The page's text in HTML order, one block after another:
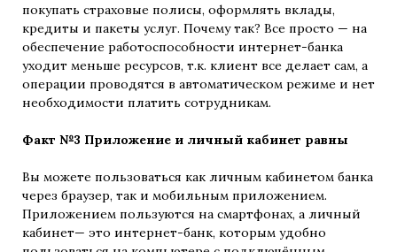
покупать страховые полисы, оформлять вклады,
кредиты и пакеты услуг. Почему так? Все просто — на
обеспечение работоспособности интернет-банка
уходит меньше ресурсов, т.к. клиент все делает сам, а
операции проводятся в автоматическом режиме и нет
необходимости платить сотрудникам.
Факт №3 Приложение и личный кабинет равны
Вы можете пользоваться как личным кабинетом банка
через браузер, так и мобильным приложением.
Приложением пользуются на смартфонах, а личный
кабинет— это интернет-банк, которым удобно